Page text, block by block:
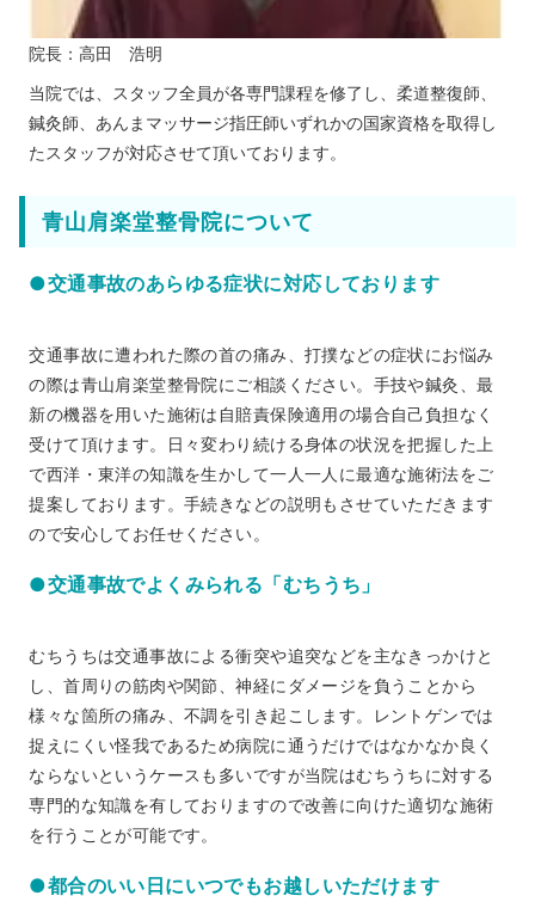
院長：高田 浩明
当院では、スタッフ全員が各専門課程を修了し、柔道整復師、
鍼灸師、あんまマッサージ指圧師いずれかの国家資格を取得し
たスタッフが対応させて頂いております。
青山肩楽堂整骨院について
●交通事故のあらゆる症状に対応しております
交通事故に遭われた際の首の痛み、打撲などの症状にお悩み
の際は青山肩楽堂整骨院にご相談ください。手技や鍼灸、最
新の機器を用いた施術は自賠責保険適用の場合自己負担なく
受けて頂けます。日々変わり続ける身体の状況を把握した上
で西洋・東洋の知識を生かして一人一人に最適な施術法をご
提案しております。手続きなどの説明もさせていただきます
ので安心してお任せください。
●交通事故でよくみられる「むちうち」
むちうちは交通事故による衝突や追突などを主なきっかけと
し、首周りの筋肉や関節、神経にダメージを負うことから
様々な箇所の痛み、不調を引き起こします。レントゲンでは
捉えにくい怪我であるため病院に通うだけではなかなか良く
ならないというケースも多いですが当院はむちうちに対する
専門的な知識を有しておりますので改善に向けた適切な施術
を行うことが可能です。
●都合のいい日にいつでもお越しいただけます